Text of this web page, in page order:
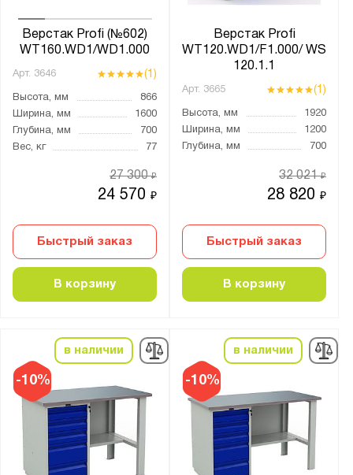
Верстак Profi (№602)
WT160.WD1/WD1.000
Арт. 3646 (1)
Высота, мм
866
Ширина, мм
1600
Глубина, мм
700
Вес, кг
77
24 570₽
27 300₽
Быстрый заказ
В корзину
Верстак Profi
WT120.WD1/F1.000/ WS
120.1.1
Арт. 3665 (1)
Высота, мм
1920
Ширина, мм
1200
Глубина, мм
700
28 820₽
32 021₽
Быстрый заказ
В корзину
-10%
в наличии
-10%
в наличии
41А.ПН
41А.ПФ
41А.РДВ
41А.СПВ
COMBAT
EXPERT WS
Fabrik
GARAGE
MASTER
MCN